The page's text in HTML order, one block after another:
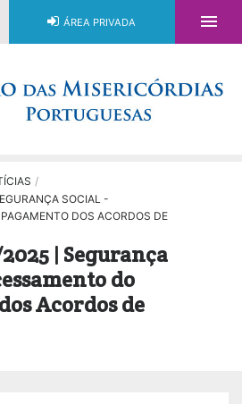
ÁREA PRIVADA 
/
SOCIAL -
DOS ACORDOS DE
| Segurança
do
Acordos de